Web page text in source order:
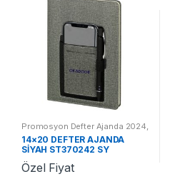
Promosyon Defter Ajanda 2024
Promosyon 2024 Ajandalar
14×20 DEFTER AJANDA
SİYAH ST370242 SY
Özel Fiyat